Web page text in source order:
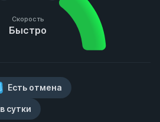
Скорость
Быстро
Есть отмена
сутки